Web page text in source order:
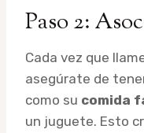
Paso 2:
Cada vez que
asegúrate de
como su comida
un juguete. Esto